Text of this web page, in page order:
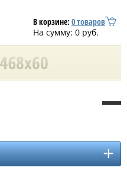
В корзине: 0товаров
На сумму: 0 руб.